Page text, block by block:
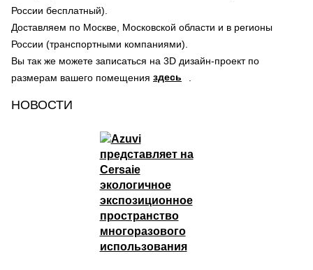
России бесплатный).
Доставляем по Москве, Московской области и в регионы
России (транспортными компаниями).
Вы так же можете записаться на 3D дизайн-проект по
размерам вашего помещения здесь
НОВОСТИ